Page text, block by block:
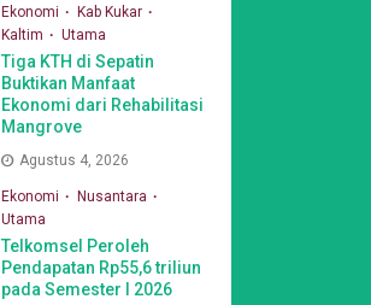
Ekonomi
Kab Kukar
Kaltim
Utama
Tiga KTH di Sepatin
Buktikan Manfaat
Ekonomi dari Rehabilitasi
Mangrove
Agustus 4, 2026
Ekonomi
Nusantara
Utama
Telkomsel Peroleh
Pendapatan Rp55,6 triliun
pada Semester I 2026